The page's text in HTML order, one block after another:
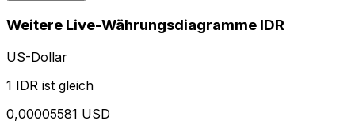
Weitere Live-Währungsdiagramme IDR
US-Dollar
1 IDR ist gleich
0,00005581 USD